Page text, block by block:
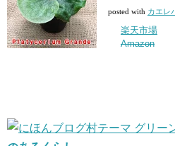
posted with カエレ
楽天市場
Amazon